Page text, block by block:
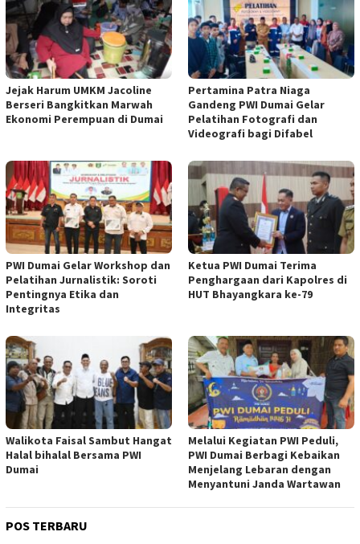
Jejak Harum UMKM Jacoline
Berseri Bangkitkan Marwah
Ekonomi Perempuan di Dumai
Pertamina Patra Niaga
Gandeng PWI Dumai Gelar
Pelatihan Fotografi dan
Videografi bagi Difabel
PWI Dumai Gelar Workshop dan
Pelatihan Jurnalistik: Soroti
Pentingnya Etika dan
Integritas
Ketua PWI Dumai Terima
Penghargaan dari Kapolres di
HUT Bhayangkara ke-79
Walikota Faisal Sambut Hangat
Halal bihalal Bersama PWI
Dumai
Melalui Kegiatan PWI Peduli,
PWI Dumai Berbagi Kebaikan
Menjelang Lebaran dengan
Menyantuni Janda Wartawan
POS TERBARU